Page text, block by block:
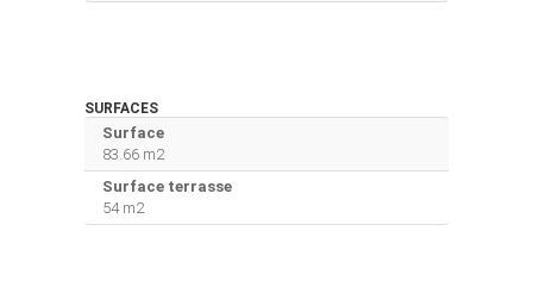
SURFACES
Surface
83.66 m2
Surface terrasse
54 m2